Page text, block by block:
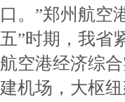
口。”郑州航空
五”时期，我省
航空港经济综
建机场，大枢